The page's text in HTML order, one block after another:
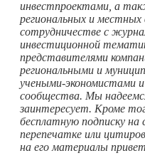
инвестпроектами, а
региональных и
сотрудничестве с
инвестиционной
представителями
региональными и
учеными-экономистами
сообщества. Мы
заинтересует. Кроме
бесплатную подписку
перепечатке или
на его материалы